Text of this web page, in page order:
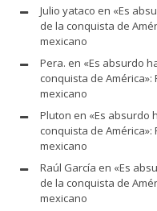
Julio yataco en «Es
de la conquista de
mexicano
Pera. en «Es absurdo
conquista de
mexicano
Pluton en «Es absurdo
conquista de
mexicano
Raúl García en «Es
de la conquista de
mexicano